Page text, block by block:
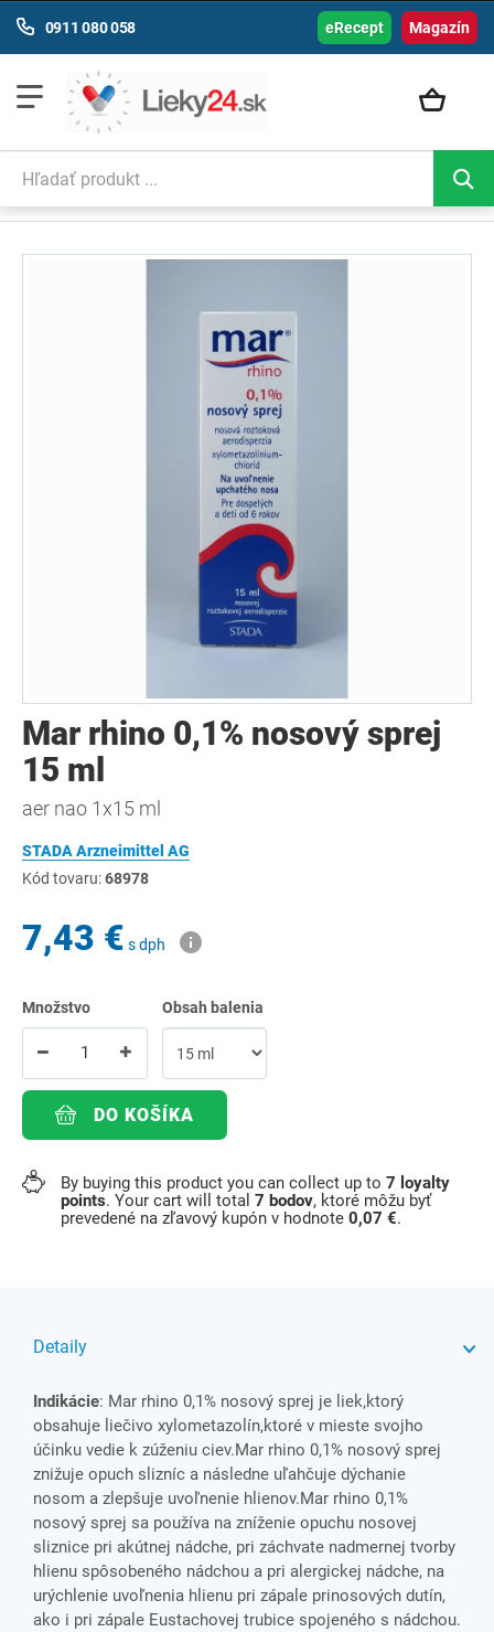
Magazín
0911 080 058 eRecept
Mar rhino 0,1% nosový sprej
15 ml
aer nao 1x15 ml
STADA Arzneimittel AG
Kód tovaru:68978
7,43 € s dph
Množstvo Obsah balenia
DO KOŠÍKA
By buying this product you can collect up to 7 loyalty
points. Your cart will total 7 bodov, ktoré môžu byť
prevedené na zľavový kupón v hodnote 0,07 €.
Detaily
Indikácie: Mar rhino 0,1% nosový sprej je liek,ktorý
obsahuje liečivo xylometazolín,ktoré v mieste svojho
účinku vedie k zúženiu ciev.Mar rhino 0,1% nosový sprej
znižuje opuch slizníc a následne uľahčuje dýchanie
nosom a zlepšuje uvoľnenie hlienov.Mar rhino 0,1%
nosový sprej sa používa na zníženie opuchu nosovej
sliznice pri akútnej nádche, pri záchvate nadmernej tvorby
hlienu spôsobeného nádchou a pri alergickej nádche, na
urýchlenie uvoľnenia hlienu pri zápale prinosových dutín,
ako i pri zápale Eustachovej trubice spojeného s nádchou.